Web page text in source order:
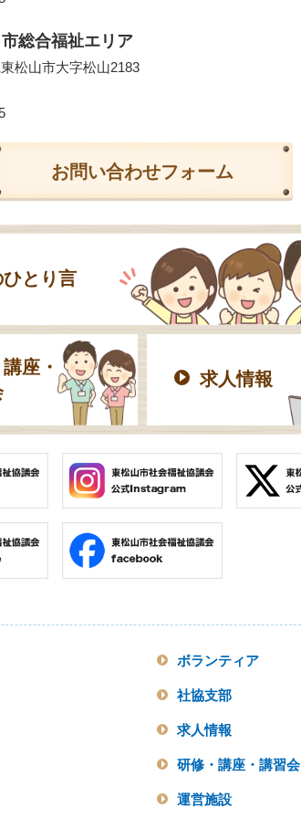
総合福祉エリア
松山市大字松山2183
お問い合わせフォーム
とり言
座・
求人情報
ボランティア
社協支部
求人情報
研修・講座・講習会
運営施設